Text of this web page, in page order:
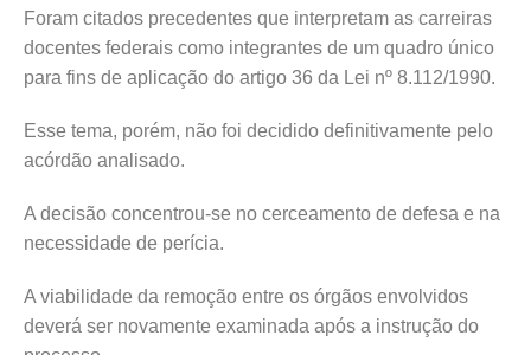
Foram citados precedentes que interpretam as carreiras
docentes federais como integrantes de um quadro único
para fins de aplicação do artigo 36 da Lei nº 8.112/1990.
Esse tema, porém, não foi decidido definitivamente pelo
acórdão analisado.
A decisão concentrou-se no cerceamento de defesa e na
necessidade de perícia.
A viabilidade da remoção entre os órgãos envolvidos
deverá ser novamente examinada após a instrução do